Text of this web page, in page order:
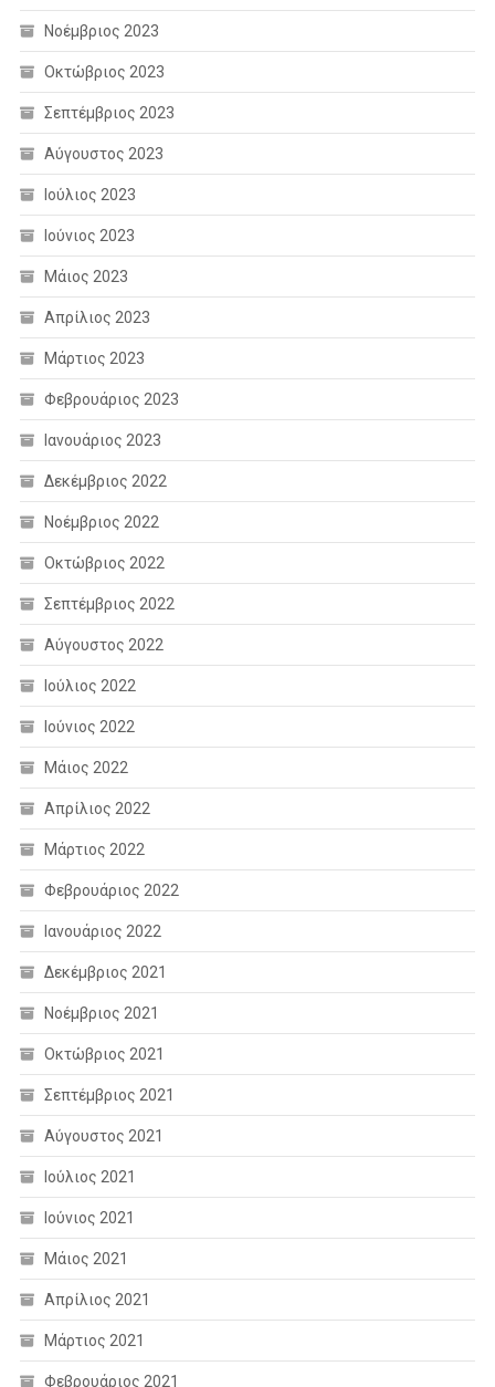
Νοέμβριος 2023
Οκτώβριος 2023
Σεπτέμβριος 2023
Αύγουστος 2023
Ιούλιος 2023
Ιούνιος 2023
Μάιος 2023
Απρίλιος 2023
Μάρτιος 2023
Φεβρουάριος 2023
Ιανουάριος 2023
Δεκέμβριος 2022
Νοέμβριος 2022
Οκτώβριος 2022
Σεπτέμβριος 2022
Αύγουστος 2022
Ιούλιος 2022
Ιούνιος 2022
Μάιος 2022
Απρίλιος 2022
Μάρτιος 2022
Φεβρουάριος 2022
Ιανουάριος 2022
Δεκέμβριος 2021
Νοέμβριος 2021
Οκτώβριος 2021
Σεπτέμβριος 2021
Αύγουστος 2021
Ιούλιος 2021
Ιούνιος 2021
Μάιος 2021
Απρίλιος 2021
Μάρτιος 2021
Φεβρουάριος 2021